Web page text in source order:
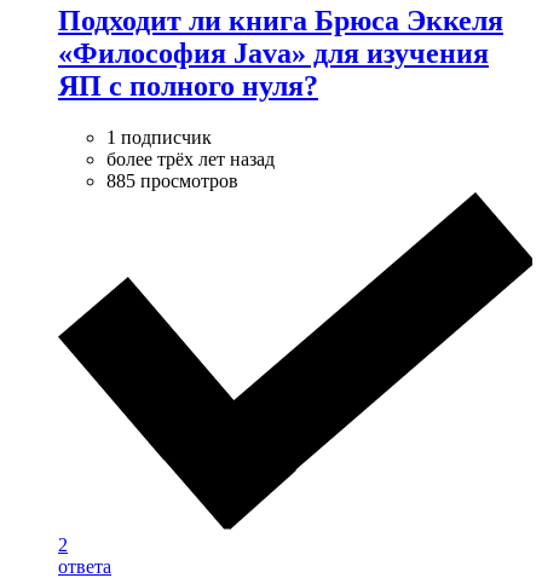
Подходит ли книга Брюса Эккеля
«Философия Java» для изучения
ЯП с полного нуля?
1 подписчик
более трёх лет назад
885 просмотров
2
ответа